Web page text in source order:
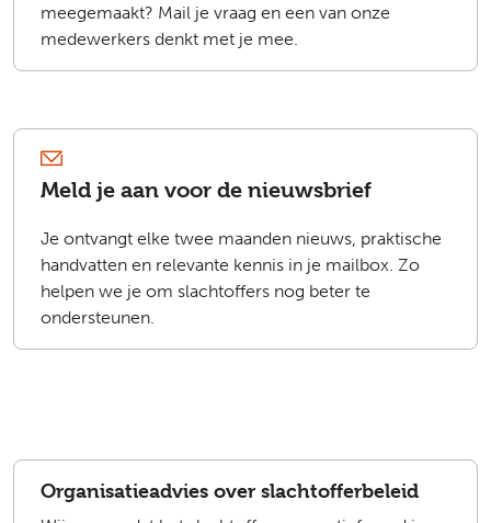
meegemaakt? Mail je vraag en een van onze
medewerkers denkt met je mee.
Meld je aan voor de nieuwsbrief
Je ontvangt elke twee maanden nieuws, praktische
handvatten en relevante kennis in je mailbox. Zo
helpen we je om slachtoffers nog beter te
ondersteunen.
Organisatieadvies over slachtofferbeleid